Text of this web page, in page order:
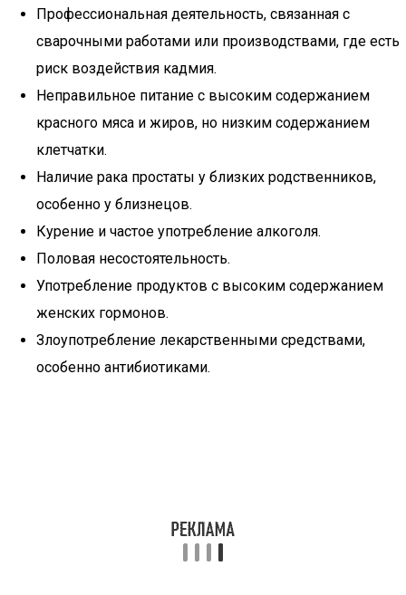
Профессиональная деятельность, связанная с
сварочными работами или производствами, где есть
риск воздействия кадмия.
Неправильное питание с высоким содержанием
красного мяса и жиров, но низким содержанием
клетчатки.
Наличие рака простаты у близких родственников,
особенно у близнецов.
Курение и частое употребление алкоголя.
Половая несостоятельность.
Употребление продуктов с высоким содержанием
женских гормонов.
Злоупотребление лекарственными средствами,
особенно антибиотиками.